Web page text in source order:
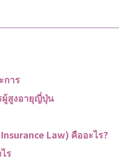
การ
ผู้สูงอายุญี่ปุ่น
Law) คืออะไร?
ร